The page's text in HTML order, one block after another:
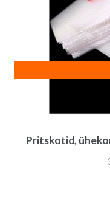
Pritskotid,